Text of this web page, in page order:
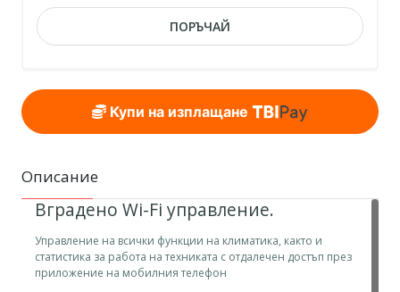
ПОРЪЧАЙ
Купи на изплащане
Описание
Вградено Wi-Fi управление.
Управление на всички функции на климатика, както и
статистика за работа на техниката с отдалечен достъп през
приложение на мобилния телефон